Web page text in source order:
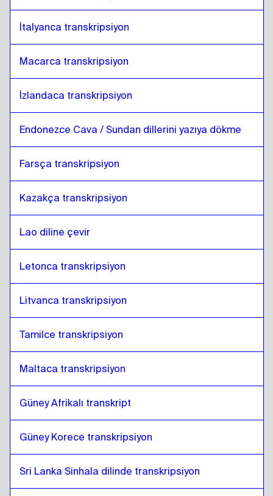
İtalyanca transkripsiyon
Macarca transkripsiyon
İzlandaca transkripsiyon
Endonezce Cava / Sundan dillerini yazıya dökme
Farsça transkripsiyon
Kazakça transkripsiyon
Lao diline çevir
Letonca transkripsiyon
Litvanca transkripsiyon
Tamilce transkripsiyon
Maltaca transkripsiyon
Güney Afrikalı transkript
Güney Korece transkripsiyon
Sri Lanka Sinhala dilinde transkripsiyon